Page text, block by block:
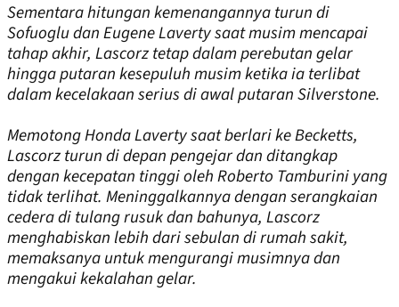
Sementara hitungan kemenangannya turun di
Sofuoglu dan Eugene Laverty saat musim mencapai
tahap akhir, Lascorz tetap dalam perebutan gelar
hingga putaran kesepuluh musim ketika ia terlibat
dalam kecelakaan serius di awal putaran Silverstone.
Memotong Honda Laverty saat berlari ke Becketts,
Lascorz turun di depan pengejar dan ditangkap
dengan kecepatan tinggi oleh Roberto Tamburini yang
tidak terlihat. Meninggalkannya dengan serangkaian
cedera di tulang rusuk dan bahunya, Lascorz
menghabiskan lebih dari sebulan di rumah sakit,
memaksanya untuk mengurangi musimnya dan
mengakui kekalahan gelar.